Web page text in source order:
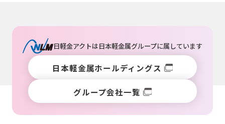
日軽金アクトは日本軽金属グループに属しています
日本軽金属ホールディングス
グループ会社一覧